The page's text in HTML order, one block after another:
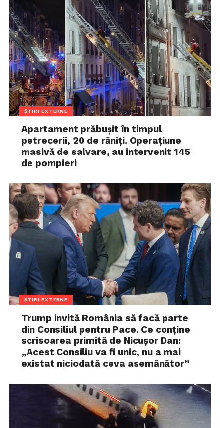
ȘTIRI EXTERNE
Apartament prăbușit în timpul
petrecerii, 20 de răniți. Operațiune
masivă de salvare, au intervenit 145
de pompieri
ȘTIRI EXTERNE
Trump invită România să facă parte
din Consiliul pentru Pace. Ce conține
scrisoarea primită de Nicușor Dan:
„Acest Consiliu va fi unic, nu a mai
existat niciodată ceva asemănător”